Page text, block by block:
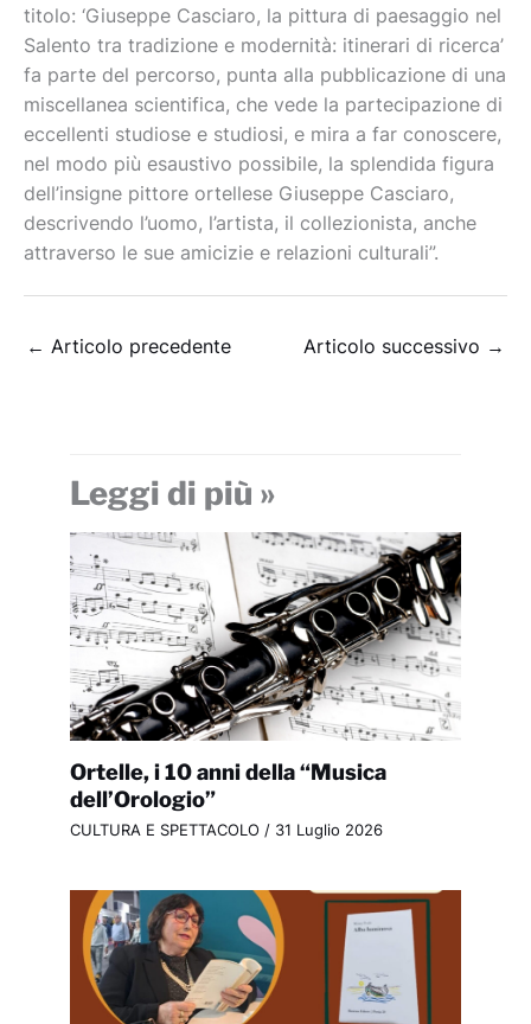
titolo: ‘Giuseppe Casciaro, la pittura di paesaggio nel
Salento tra tradizione e modernità: itinerari di ricerca’
fa parte del percorso, punta alla pubblicazione di una
miscellanea scientifica, che vede la partecipazione di
eccellenti studiose e studiosi, e mira a far conoscere,
nel modo più esaustivo possibile, la splendida figura
dell’insigne pittore ortellese Giuseppe Casciaro,
descrivendo l’uomo, l’artista, il collezionista, anche
attraverso le sue amicizie e relazioni culturali”.
← Articolo precedente Articolo successivo →
Leggi di più »
Ortelle, i 10 anni della “Musica
dell’Orologio”
CULTURA E SPETTACOLO / 31 Luglio 2026